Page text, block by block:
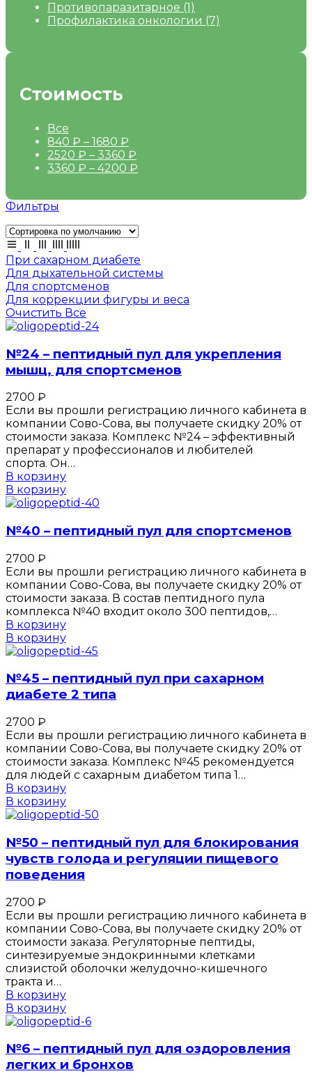
Противопаразитарное (1)
Профилактика онкологии (7)
Стоимость
Все
840 ₽ – 1680 ₽
2520 ₽ – 3360 ₽
3360 ₽ – 4200 ₽
Фильтры
При сахарном диабете
Для дыхательной системы
Для спортсменов
Для коррекции фигуры и веса
Очистить Все
№24 – пептидный пул для укрепления
мышц, для спортсменов
2700 ₽
Если вы прошли регистрацию личного кабинета в
компании Сово-Сова, вы получаете скидку 20% от
стоимости заказа. Комплекс №24 – эффективный
препарат у профессионалов и любителей
спорта. Он…
В корзину
В корзину
№40 – пептидный пул для спортсменов
2700 ₽
Если вы прошли регистрацию личного кабинета в
компании Сово-Сова, вы получаете скидку 20% от
стоимости заказа. В состав пептидного пула
комплекса №40 входит около 300 пептидов,…
В корзину
В корзину
№45 – пептидный пул при сахарном
диабете 2 типа
2700 ₽
Если вы прошли регистрацию личного кабинета в
компании Сово-Сова, вы получаете скидку 20% от
стоимости заказа. Комплекс №45 рекомендуется
для людей с сахарным диабетом типа 1…
В корзину
В корзину
№50 – пептидный пул для блокирования
чувств голода и регуляции пищевого
поведения
2700 ₽
Если вы прошли регистрацию личного кабинета в
компании Сово-Сова, вы получаете скидку 20% от
стоимости заказа. Регуляторные пептиды,
синтезируемые эндокринными клетками
слизистой оболочки желудочно-кишечного
тракта и…
В корзину
В корзину
№6 – пептидный пул для оздоровления
легких и бронхов